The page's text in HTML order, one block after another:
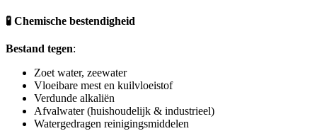
🧪 Chemische bestendigheid
Bestand tegen:
Zoet water, zeewater
Vloeibare mest en kuilvloeistof
Verdunde alkaliën
Afvalwater (huishoudelijk & industrieel)
Watergedragen reinigingsmiddelen